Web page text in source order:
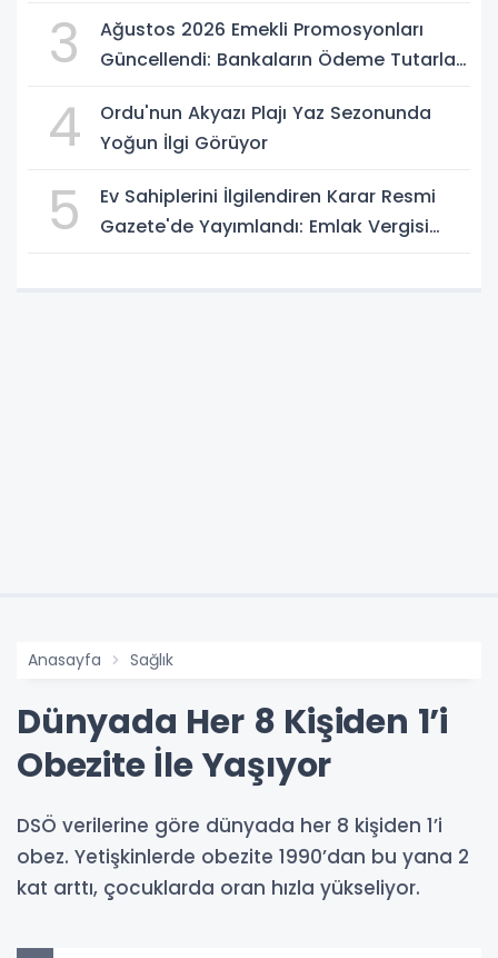
3
Ağustos 2026 Emekli Promosyonları
Güncellendi: Bankaların Ödeme Tutarları
4
Ordu'nun Akyazı Plajı Yaz Sezonunda
Yoğun İlgi Görüyor
5
Ev Sahiplerini İlgilendiren Karar Resmi
Gazete'de Yayımlandı: Emlak Vergisi
Anasayfa Sağlık
Dünyada Her 8 Kişiden 1’i
Obezite İle Yaşıyor
DSÖ verilerine göre dünyada her 8 kişiden 1’i
obez. Yetişkinlerde obezite 1990’dan bu yana 2
kat arttı, çocuklarda oran hızla yükseliyor.